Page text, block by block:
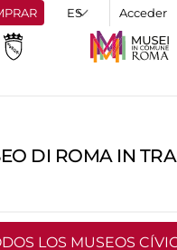
Acceder
DI ROMA IN
LOS MUSEOS